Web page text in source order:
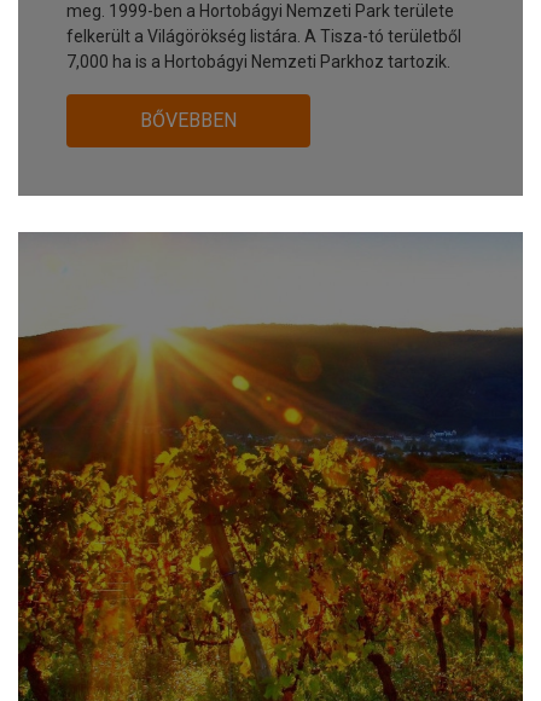
meg. 1999-ben a Hortobágyi Nemzeti Park területe
felkerült a Világörökség listára. A Tisza-tó területből
7,000 ha is a Hortobágyi Nemzeti Parkhoz tartozik.
BŐVEBBEN